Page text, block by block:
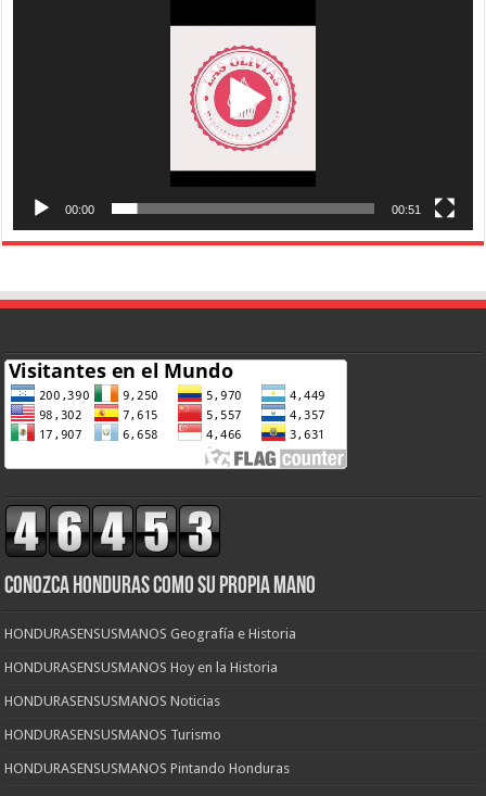
00:00 00:51
CONOZCA HONDURAS COMO SU PROPIA MANO
HONDURASENSUSMANOS Geografía e Historia
HONDURASENSUSMANOS Hoy en la Historia
HONDURASENSUSMANOS Noticias
HONDURASENSUSMANOS Turismo
HONDURASENSUSMANOS Pintando Honduras